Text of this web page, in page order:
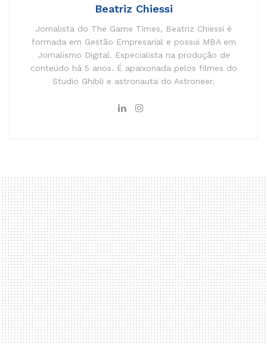
Beatriz Chiessi
Jornalista do The Game Times, Beatriz Chiessi é
formada em Gestão Empresarial e possui MBA em
Jornalismo Digital. Especialista na produção de
conteúdo há 5 anos. É apaixonada pelos filmes do
Studio Ghibli e astronauta do Astroneer.